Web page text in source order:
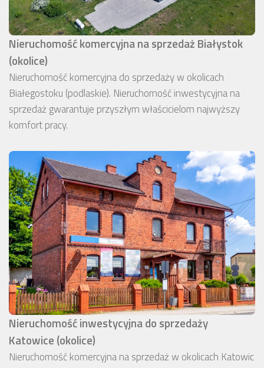
Nieruchomość komercyjna na sprzedaż Białystok
(okolice)
Nieruchomość komercyjna do sprzedaży w okolicach
Białegostoku (podlaskie). Nieruchomość inwestycyjna na
sprzedaż gwarantuje przyszłym właścicielom najwyższy
komfort pracy.
Nieruchomość inwestycyjna do sprzedaży
Katowice (okolice)
Nieruchomość komercyjna na sprzedaż w okolicach Katowic